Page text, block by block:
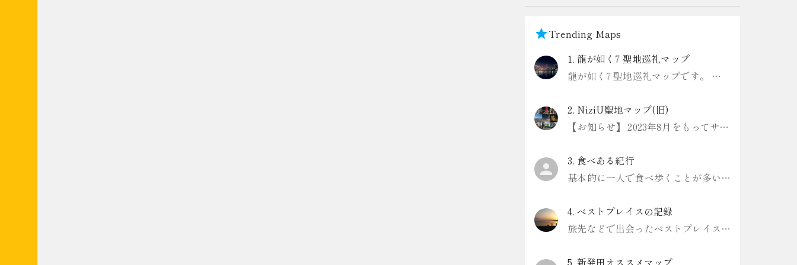
Trending Maps
1. 龍が如く7 聖地巡礼マップ
龍が如く7 聖地巡礼マップです。 一部、解説にゲーム内のネタバレありますのでお気をつけください。
2. NiziU聖地マップ(旧)
【お知らせ】 2023年8月をもってサービスを終了しました Digroundというアプリ内でリニューアル版を作成したので、こちらをご利用ください https://www.diground.com/lp/user
3. 食べある紀行
基本的に一人で食べ歩くことが多いです。
4. ベストプレイスの記録
旅先などで出会ったベストプレイスを記録していきます。
5 新発田オススメマップ